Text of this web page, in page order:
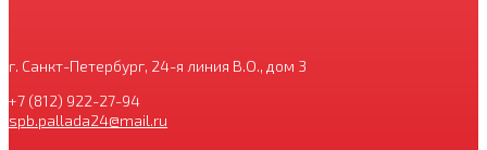
г. Санкт-Петербург, 24-я линия В.О., дом 3
+7 (812) 922-27-94
spb.pallada24@mail.ru